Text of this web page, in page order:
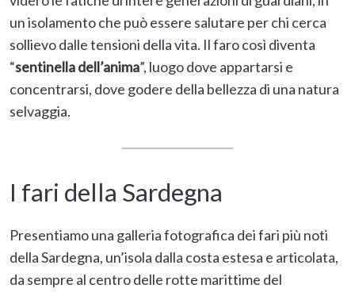
un isolamento che può essere salutare per chi cerca
sollievo dalle tensioni della vita. Il faro così diventa
“sentinella dell’anima”, luogo dove appartarsi e
concentrarsi, dove godere della bellezza di una natura
selvaggia.
I fari della Sardegna
Presentiamo una galleria fotografica dei fari più noti
della Sardegna, un’isola dalla costa estesa e articolata,
da sempre al centro delle rotte marittime del